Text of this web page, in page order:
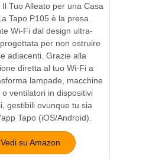
Il Tuo Alleato per una Casa
Tapo P105 è la presa
Wi-Fi dal design ultra-
per non ostruire
adiacenti. Grazie alla
diretta al tuo Wi-Fi a
lampade, macchine
o ventilatori in dispositivi
gestibili ovunque tu sia
Tapo (iOS/Android).
Vedi su Amazon